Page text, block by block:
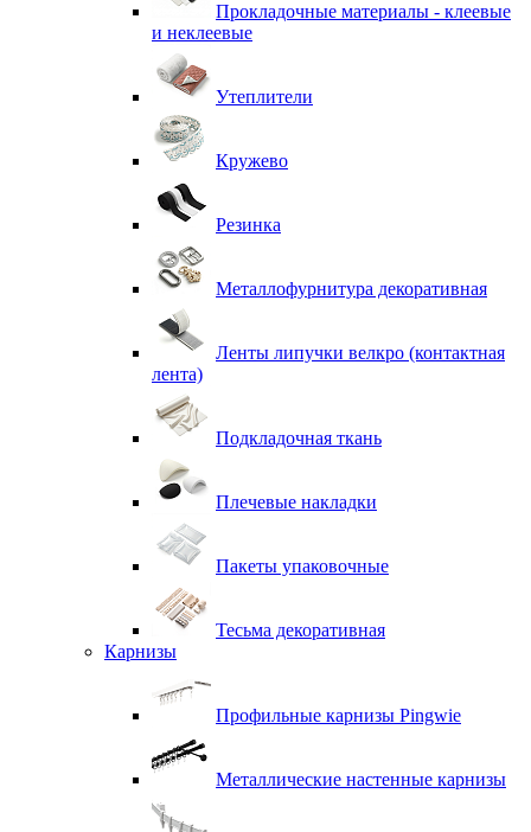
Прокладочные материалы - клеевые
и неклеевые
Утеплители
Кружево
Резинка
Металлофурнитура декоративная
Ленты липучки велкро (контактная
лента)
Подкладочная ткань
Плечевые накладки
Пакеты упаковочные
Тесьма декоративная
Карнизы
Профильные карнизы Pingwie
Металлические настенные карнизы